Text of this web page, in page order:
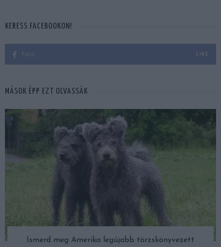
KERESS FACEBOOKON!
Fans LIKE
MÁSOK ÉPP EZT OLVASSÁK
Ismerd meg Amerika legújabb törzskönyvezett